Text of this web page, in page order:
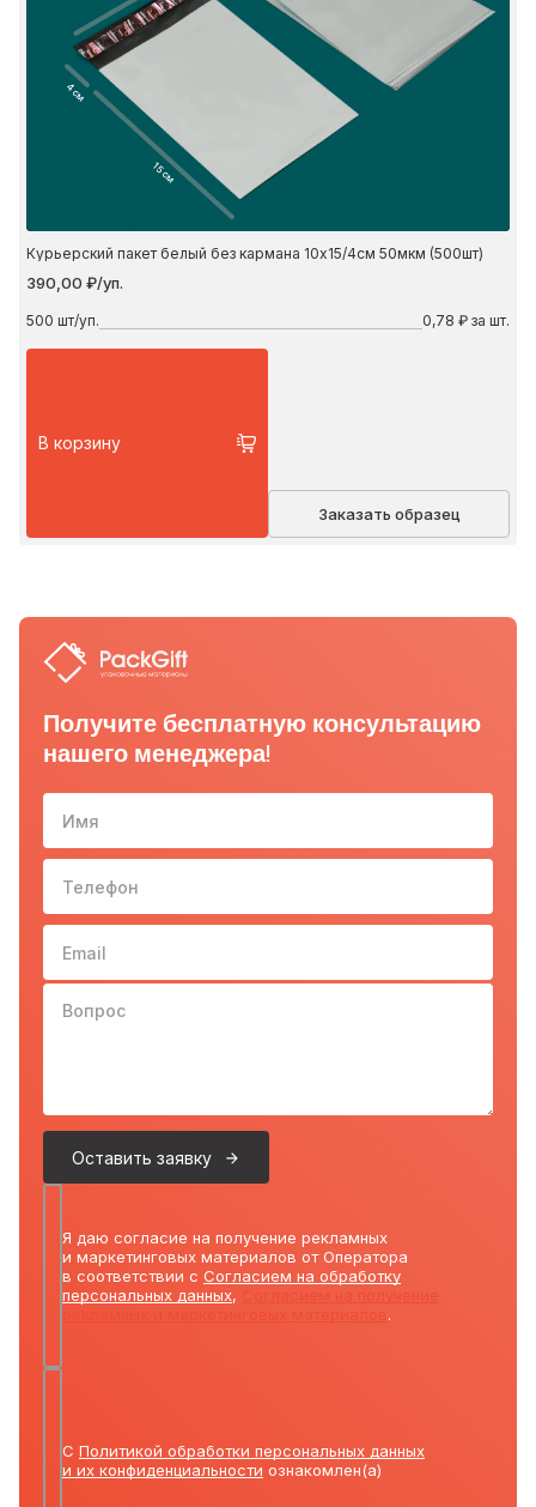
4 см
15 см
Курьерский пакет белый без кармана 10х15/4см 50мкм (500шт)
390,00 ₽/уп.
500 шт/уп. 0,78 ₽ за шт.
В корзину
Заказать образец
Получите бесплатную консультацию
нашего менеджера!
Имя
Телефон 10-
Email
Вопрос
Оставить заявку
Я даю согласие на получение рекламных
и маркетинговых материалов от Оператора
в соответствии с Согласием на обработку
персональных данных,
.
С Политикой обработки персональных данных
и их конфиденциальности ознакомлен(а)